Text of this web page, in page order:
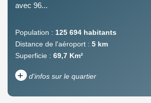
avec 96...
Population : 125 694 habitants
Distance de l'aéroport : 5 km
Superficie : 69,7 Km²
+ d'infos sur le quartier